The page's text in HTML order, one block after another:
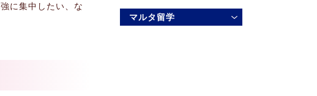
に集中したい、な
マルタ留学